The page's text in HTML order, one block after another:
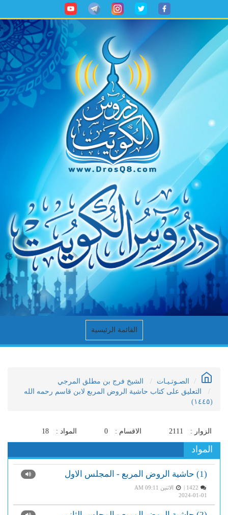
القائمة الرئيسية
الصـوتـيـات
الشيخ فرج بن مطلق المرجي
التعليق على كتاب حاشية الروض المربع لابن قاسم رحمه الله
(١٤٤٥)
الزوار : 2111 الاقسام : 0 المواد : 18
المواد
(1) حاشية الروض المربع - المجلس الاول
الاثنين AM 09:11
2024-01-01